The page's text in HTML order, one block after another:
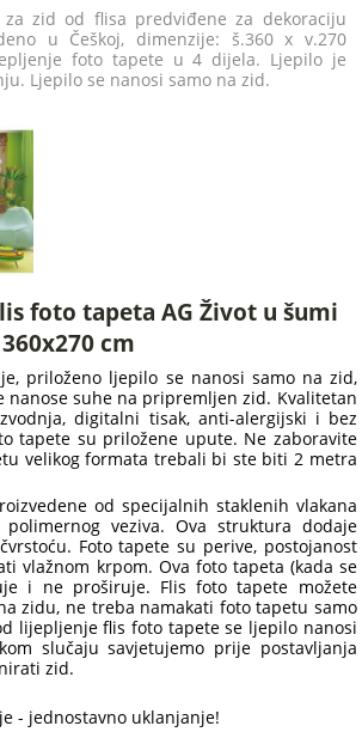
zid od flisa predviđene za dekoraciju
u Češkoj, dimenzije: š.360 x v.270
foto tapete u 4 dijela. Ljepilo je
Ljepilo se nanosi samo na zid.
foto tapeta AG Život u šumi
cm
priloženo ljepilo se nanosi samo na zid,
nanose suhe na pripremljen zid. Kvalitetan
digitalni tisak, anti-alergijski i bez
tapete su priložene upute. Ne zaboravite
velikog formata trebali bi ste biti 2 metra
od specijalnih staklenih vlakana
veziva. Ova struktura dodaje
Foto tapete su perive, postojanost
vlažnom krpom. Ova foto tapeta (kada se
i ne proširuje. Flis foto tapete možete
zidu, ne treba namakati foto tapetu samo
lijepljenje flis foto tapete se ljepilo nanosi
slučaju savjetujemo prije postavljanja
zid.
- jednostavno uklanjanje!